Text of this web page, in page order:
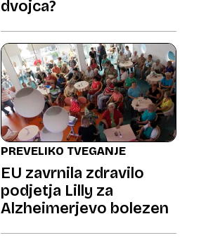
dvojca?
PREVELIKO TVEGANJE
EU zavrnila zdravilo
podjetja Lilly za
Alzheimerjevo bolezen